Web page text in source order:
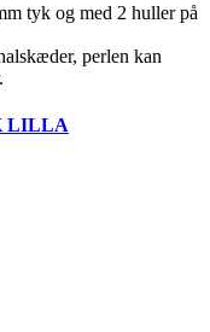
tyk og med 2 huller på
perlen kan
LILLA